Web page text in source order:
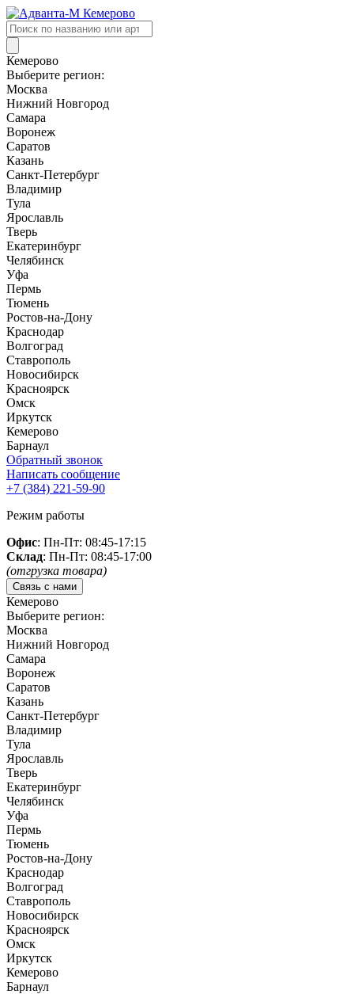
Поиск
товаров
Кемерово
Выберите регион:
Москва
Нижний Новгород
Самара
Воронеж
Саратов
Казань
Санкт-Петербург
Владимир
Тула
Ярославль
Тверь
Екатеринбург
Челябинск
Уфа
Пермь
Тюмень
Ростов-на-Дону
Краснодар
Волгоград
Ставрополь
Новосибирск
Красноярск
Омск
Иркутск
Кемерово
Барнаул
Обратный звонок
Написать сообщение
+7 (384) 221-59-90
Режим работы
Офис: Пн-Пт: 08:45-17:15
Склад: Пн-Пт: 08:45-17:00
(отгрузка товара)
Связь с нами
Кемерово
Выберите регион:
Москва
Нижний Новгород
Самара
Воронеж
Саратов
Казань
Санкт-Петербург
Владимир
Тула
Ярославль
Тверь
Екатеринбург
Челябинск
Уфа
Пермь
Тюмень
Ростов-на-Дону
Краснодар
Волгоград
Ставрополь
Новосибирск
Красноярск
Омск
Иркутск
Кемерово
Барнаул